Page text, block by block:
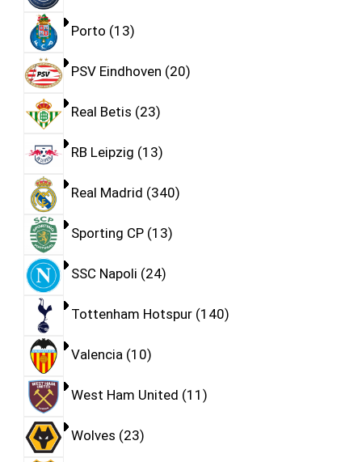
Porto 13
PSV Eindhoven 20
Real Betis 23
RB Leipzig 13
Real Madrid 340
Sporting CP 13
SSC Napoli 24
Tottenham Hotspur 140
Valencia 10
West Ham United 11
Wolves 23